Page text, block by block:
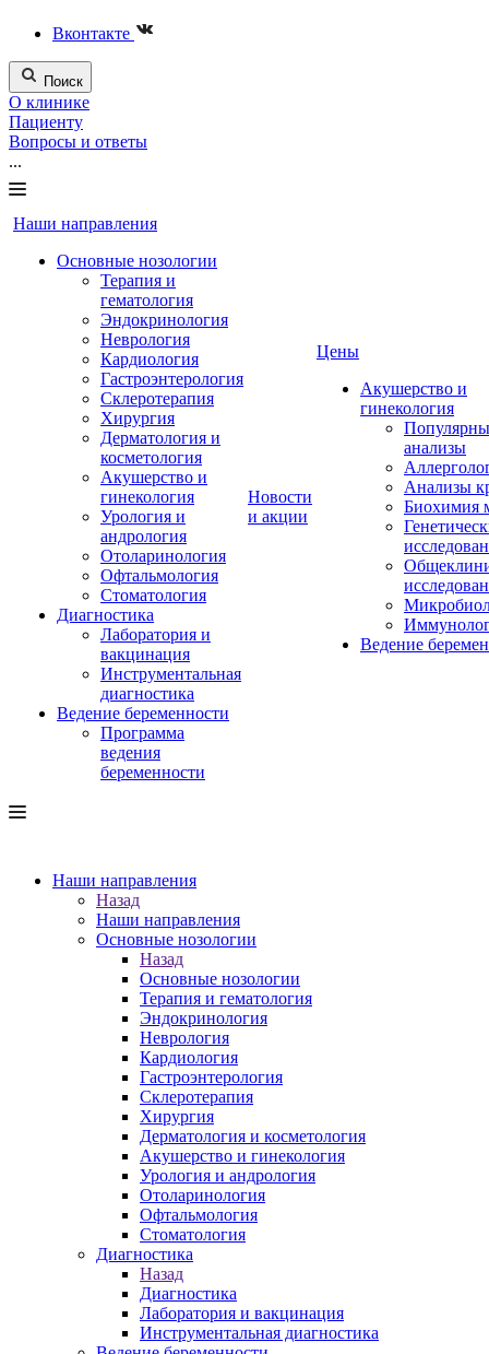
Вконтакте
Поиск
О клинике
Пациенту
Вопросы и ответы
...
Наши направления
Основные нозологии
Терапия и
гематология
Эндокринология
Неврология
Кардиология
Гастроэнтерология
Склеротерапия
Хирургия
Дерматология и
косметология
Акушерство и
гинекология
Урология и
андрология
Отоларинология
Офтальмология
Стоматология
Диагностика
Лаборатория и
вакцинация
Инструментальная
диагностика
Ведение беременности
Программа
ведения
беременности
Новости
и акции
Цены
Акушерство и
гинекология
анализы
Анализы
Биохимия
Ведение
Наши направления
Назад
Наши направления
Основные нозологии
Назад
Основные нозологии
Терапия и гематология
Эндокринология
Неврология
Кардиология
Гастроэнтерология
Склеротерапия
Хирургия
Дерматология и косметология
Акушерство и гинекология
Урология и андрология
Отоларинология
Офтальмология
Стоматология
Диагностика
Назад
Диагностика
Лаборатория и вакцинация
Инструментальная диагностика